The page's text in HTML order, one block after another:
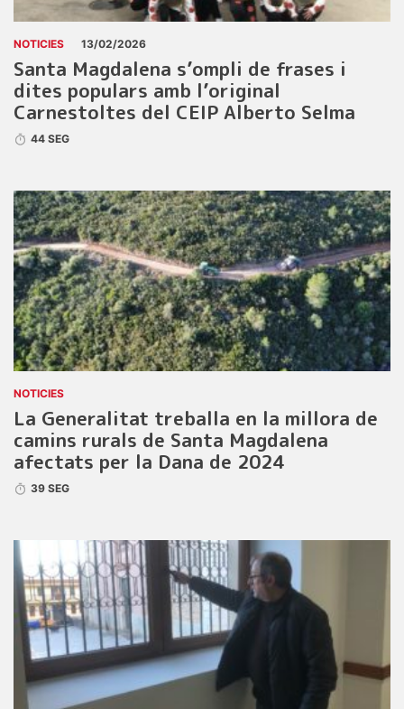
NOTICIES 13/02/2026
Santa Magdalena s’ompli de frases i
dites populars amb l’original
Carnestoltes del CEIP Alberto Selma
44 SEG
NOTICIES
La Generalitat treballa en la millora de
camins rurals de Santa Magdalena
afectats per la Dana de 2024
39 SEG